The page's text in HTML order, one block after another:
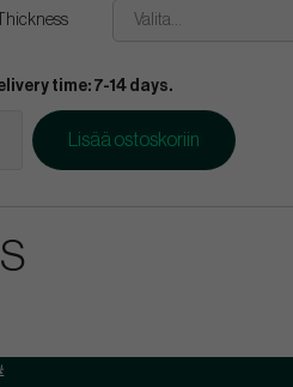
Valita...
time: 7-14 days.
Lisää ostoskoriin